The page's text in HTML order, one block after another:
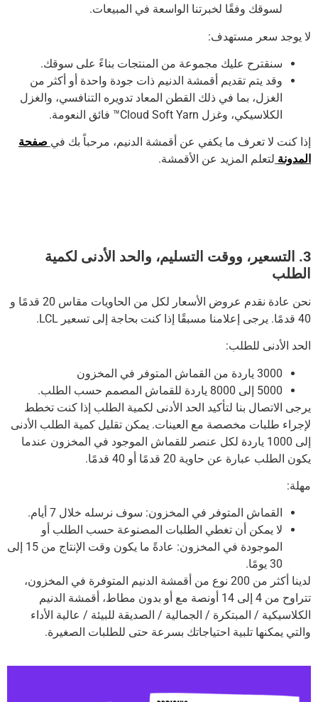
لسوقك وفقًا لخبرتنا الواسعة في المبيعات.
لا يوجد سعر مستهدف:
سنقترح عليك مجموعة من المنتجات بناءً على سوقك.
وقد يتم تقديم أقمشة الدنيم ذات جودة واحدة أو أكثر من
الغزل، بما في ذلك القطن المعاد تدويره التنافسي، والغزل
الكلاسيكي، وغزل Cloud Soft Yarn™ فائق النعومة.
إذا كنت لا تعرف ما يكفي عن أقمشة الدنيم، مرحباً بك في صفحة
المدونة لتعلم المزيد عن الأقمشة.
3. التسعير، ووقت التسليم، والحد الأدنى لكمية
الطلب
نحن عادة نقدم عروض الأسعار لكل من الحاويات مقاس 20 قدمًا و
40 قدمًا.
يرجى إعلامنا مسبقًا إذا كنت بحاجة إلى تسعير LCL.
الحد الأدنى للطلب:
3000 ياردة من القماش المتوفر في المخزون
5000 إلى 8000 ياردة للقماش المصمم حسب الطلب.
يرجى الاتصال بنا لتأكيد الحد الأدنى لكمية الطلب إذا كنت تخطط
لإجراء طلبات مخصصة مع العينات. يمكن تقليل كمية الطلب الأدنى
إلى 1000 ياردة لكل عنصر للقماش الموجود في المخزون عندما
يكون الطلب عبارة عن حاوية 20 قدمًا أو 40 قدمًا.
مهلة:
القماش المتوفر في المخزون: سوف نرسله خلال 7 أيام.
لا يمكن أن تغطي الطلبات المصنوعة حسب الطلب أو
الموجودة في المخزون: عادةً ما يكون وقت الإنتاج من 15 إلى
30 يومًا.
لدينا أكثر من 200 نوع من أقمشة الدنيم المتوفرة في المخزون،
تتراوح من 4 إلى 14 أونصة مع أو بدون مطاط، أقمشة الدنيم
الكلاسيكية / المبتكرة / الجمالية / الصديقة للبيئة / عالية الأداء
والتي يمكنها تلبية احتياجاتك بسرعة حتى للطلبات الصغيرة.